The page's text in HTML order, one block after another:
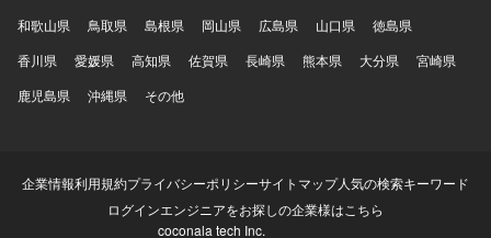
和歌山県
鳥取県 島根県 岡山県 広島県 山口県
徳島県
香川県
愛媛県 高知県 佐賀県 長崎県 熊本県 大分県
宮崎県
鹿児島県
沖縄県 その他
企業情報利用規約プライバシーポリシーサイトマップ人気の検索キーワード
ログインエンジニアをお探しの企業様はこちら
coconala tech Inc.